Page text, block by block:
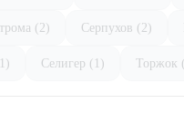
(2) Серпухов (2)
Селигер (1) Торжок